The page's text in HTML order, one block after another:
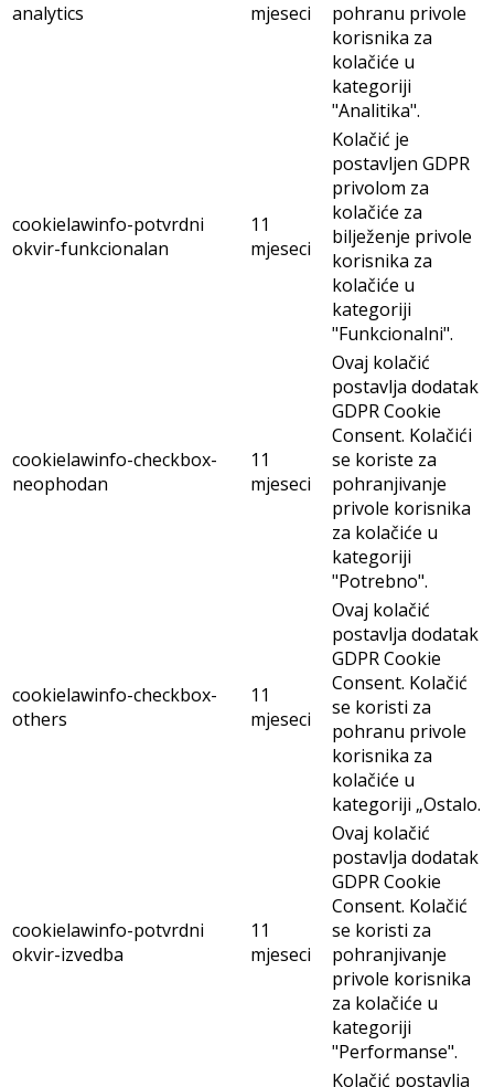
analytics
mjeseci
pohranu privole
korisnika za
kolačiće u
kategoriji
"Analitika".
cookielawinfo-potvrdni
okvir-funkcionalan
11
mjeseci
Kolačić je
postavljen GDPR
privolom za
kolačiće za
bilježenje privole
korisnika za
kolačiće u
kategoriji
"Funkcionalni".
cookielawinfo-checkbox-
neophodan
11
mjeseci
Ovaj kolačić
postavlja dodatak
GDPR Cookie
Consent. Kolačići
se koriste za
pohranjivanje
privole korisnika
za kolačiće u
kategoriji
"Potrebno".
cookielawinfo-checkbox-
others
11
mjeseci
Ovaj kolačić
postavlja dodatak
GDPR Cookie
Consent. Kolačić
se koristi za
pohranu privole
korisnika za
kolačiće u
kategoriji „Ostalo.
cookielawinfo-potvrdni
okvir-izvedba
11
mjeseci
Ovaj kolačić
postavlja dodatak
GDPR Cookie
Consent. Kolačić
se koristi za
pohranjivanje
privole korisnika
za kolačiće u
kategoriji
"Performanse".
Kolačić postavlja